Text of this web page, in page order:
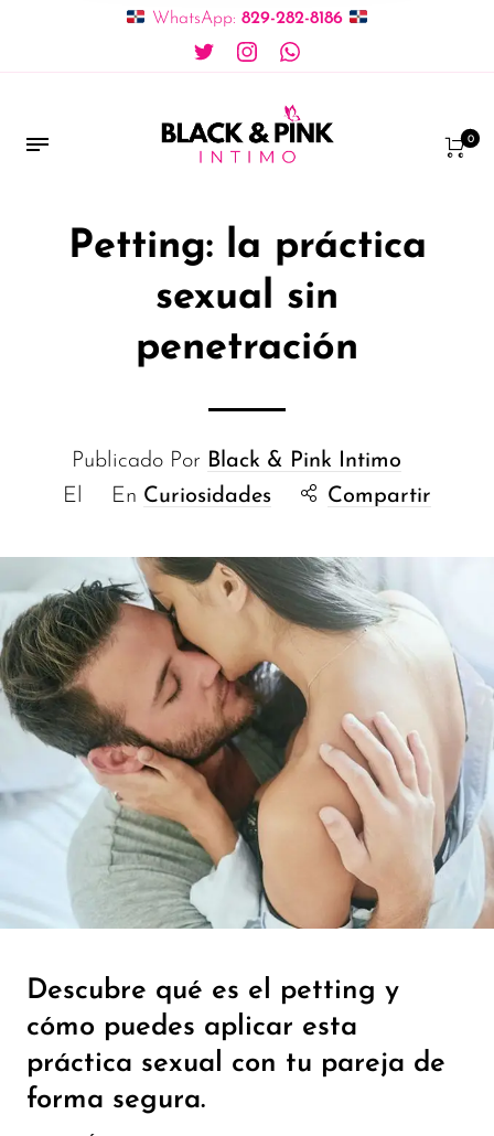
WhatsApp: 829-282-8186
0
Petting: la práctica
sexual sin
penetración
Publicado Por Black & Pink Intimo
El
En Curiosidades Compartir
Descubre qué es el petting y
cómo puedes aplicar esta
práctica sexual con tu pareja de
forma segura.